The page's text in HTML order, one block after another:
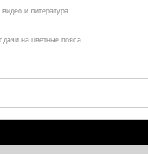
и литература.
на цветные пояса.